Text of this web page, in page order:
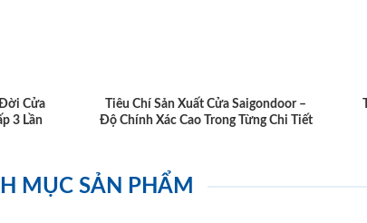
Cửa
3 Lần
Tiêu Chí Sản Xuất Cửa Saigondoor –
Độ Chính Xác Cao Trong Từng Chi Tiết
MỤC SẢN PHẨM